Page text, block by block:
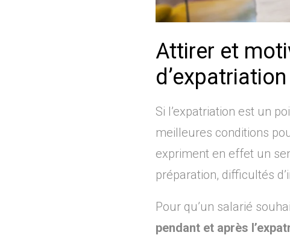
Attirer et
d’expatriation
Si l’expatriation est un
meilleures conditions
expriment en effet un
préparation, difficultés
Pour qu’un salarié
pendant et après